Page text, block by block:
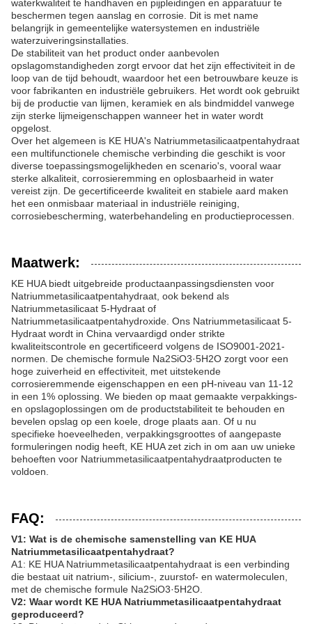
waterkwaliteit te handhaven en pijpleidingen en apparatuur te
beschermen tegen aanslag en corrosie. Dit is met name
belangrijk in gemeentelijke watersystemen en industriële
waterzuiveringsinstallaties.
De stabiliteit van het product onder aanbevolen
opslagomstandigheden zorgt ervoor dat het zijn effectiviteit in de
loop van de tijd behoudt, waardoor het een betrouwbare keuze is
voor fabrikanten en industriële gebruikers. Het wordt ook gebruikt
bij de productie van lijmen, keramiek en als bindmiddel vanwege
zijn sterke lijmeigenschappen wanneer het in water wordt
opgelost.
Over het algemeen is KE HUA's Natriummetasilicaatpentahydraat
een multifunctionele chemische verbinding die geschikt is voor
diverse toepassingsmogelijkheden en scenario's, vooral waar
sterke alkaliteit, corrosieremming en oplosbaarheid in water
vereist zijn. De gecertificeerde kwaliteit en stabiele aard maken
het een onmisbaar materiaal in industriële reiniging,
corrosiebescherming, waterbehandeling en productieprocessen.
Maatwerk:
KE HUA biedt uitgebreide productaanpassingsdiensten voor
Natriummetasilicaatpentahydraat, ook bekend als
Natriummetasilicaat 5-Hydraat of
Natriummetasilicaatpentahydroxide. Ons Natriummetasilicaat 5-
Hydraat wordt in China vervaardigd onder strikte
kwaliteitscontrole en gecertificeerd volgens de ISO9001-2021-
normen. De chemische formule Na2SiO3·5H2O zorgt voor een
hoge zuiverheid en effectiviteit, met uitstekende
corrosieremmende eigenschappen en een pH-niveau van 11-12
in een 1% oplossing. We bieden op maat gemaakte verpakkings-
en opslagoplossingen om de productstabiliteit te behouden en
bevelen opslag op een koele, droge plaats aan. Of u nu
specifieke hoeveelheden, verpakkingsgroottes of aangepaste
formuleringen nodig heeft, KE HUA zet zich in om aan uw unieke
behoeften voor Natriummetasilicaatpentahydraatproducten te
voldoen.
FAQ:
V1: Wat is de chemische samenstelling van KE HUA
Natriummetasilicaatpentahydraat?
A1: KE HUA Natriummetasilicaatpentahydraat is een verbinding
die bestaat uit natrium-, silicium-, zuurstof- en watermoleculen,
met de chemische formule Na2SiO3·5H2O.
V2: Waar wordt KE HUA Natriummetasilicaatpentahydraat
geproduceerd?